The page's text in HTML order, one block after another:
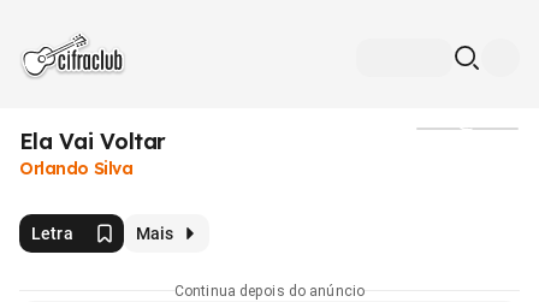
Ela Vai Voltar
Orlando Silva
Letra Mais
Continua depois do anúncio